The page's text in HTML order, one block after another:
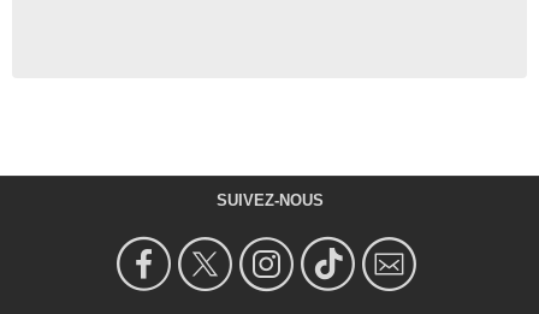
SUIVEZ-NOUS